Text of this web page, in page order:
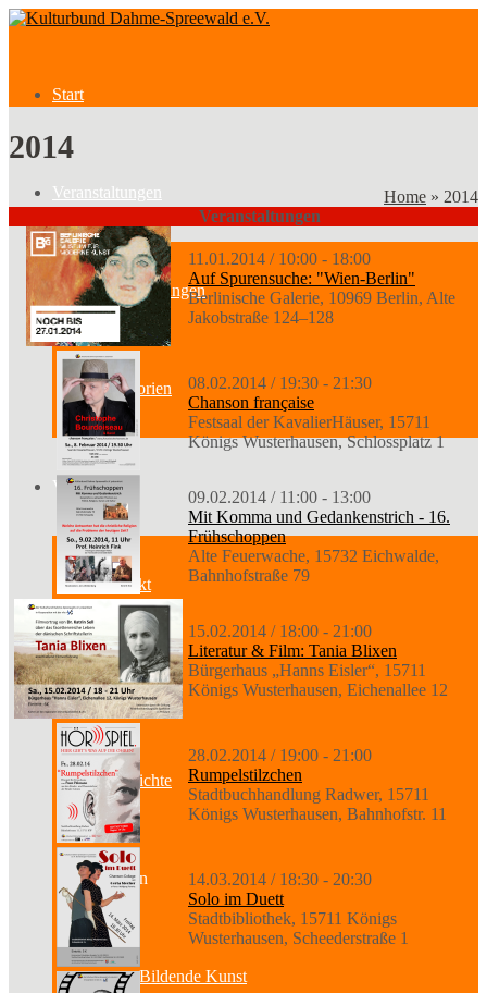
Start
Veranstaltungen
Veranstaltungen
Kategorien
Verein
Kontakt
Über uns
Geschichte
Sparten
Bildende Kunst
2014
Home » 2014
Veranstaltungen
11.01.2014 / 10:00 - 18:00
Auf Spurensuche: "Wien-Berlin"
Berlinische Galerie, 10969 Berlin, Alte
Jakobstraße 124–128
08.02.2014 / 19:30 - 21:30
Chanson française
Festsaal der KavalierHäuser, 15711
Königs Wusterhausen, Schlossplatz 1
09.02.2014 / 11:00 - 13:00
Mit Komma und Gedankenstrich - 16.
Frühschoppen
Alte Feuerwache, 15732 Eichwalde,
Bahnhofstraße 79
15.02.2014 / 18:00 - 21:00
Literatur & Film: Tania Blixen
Bürgerhaus „Hanns Eisler“, 15711
Königs Wusterhausen, Eichenallee 12
28.02.2014 / 19:00 - 21:00
Rumpelstilzchen
Stadtbuchhandlung Radwer, 15711
Königs Wusterhausen, Bahnhofstr. 11
14.03.2014 / 18:30 - 20:30
Solo im Duett
Stadtbibliothek, 15711 Königs
Wusterhausen, Scheederstraße 1